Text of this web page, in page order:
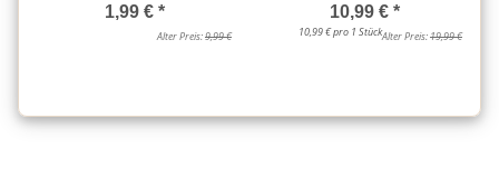
1,99 € *
Alter Preis:9,99 €
10,99 € *
10,99 € pro 1 StückAlter Preis:19,99 €